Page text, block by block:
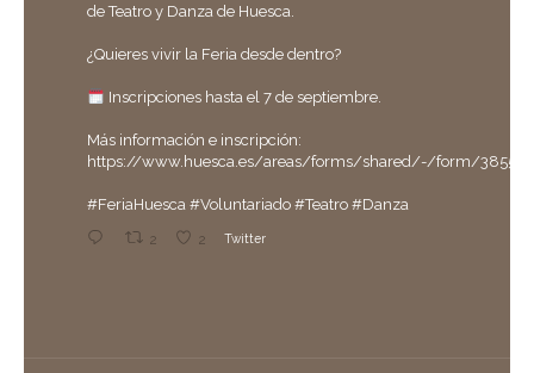
de Teatro y Danza de Huesca.
¿Quieres vivir la Feria desde dentro?
Inscripciones hasta el 7 de septiembre.
Más información e inscripción:
https://www.huesca.es/areas/forms/shared/-/form/
#FeriaHuesca #Voluntariado #Teatro #Danza
2 2 Twitter